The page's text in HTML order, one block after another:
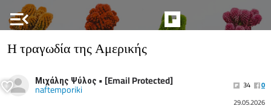
menu_open
Η τραγωδία της Αμερικής
Μιχάλης Ψύλος • [Email Protected]
naftemporiki 34
0
29.05.2026